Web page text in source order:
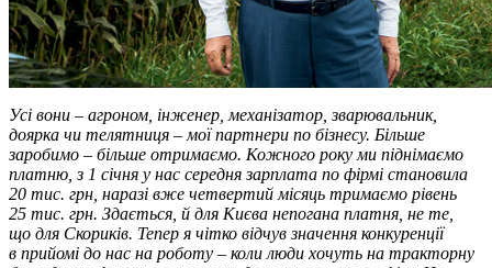
Усі вони – агроном, інженер, механізатор, зварювальник,
доярка чи телятниця – мої партнери по бізнесу. Більше
заробимо – більше отримаємо. Кожного року ми піднімаємо
платню, з 1 січня у нас середня зарплата по фірмі становила
20 тис. грн, наразі вже четвертий місяць тримаємо рівень
25 тис. грн. Здається, й для Києва непогана платня, не те,
що для Скориків. Тепер я чітко відчув значення конкуренції
в прийомі до нас на роботу – коли люди хочуть на тракторну